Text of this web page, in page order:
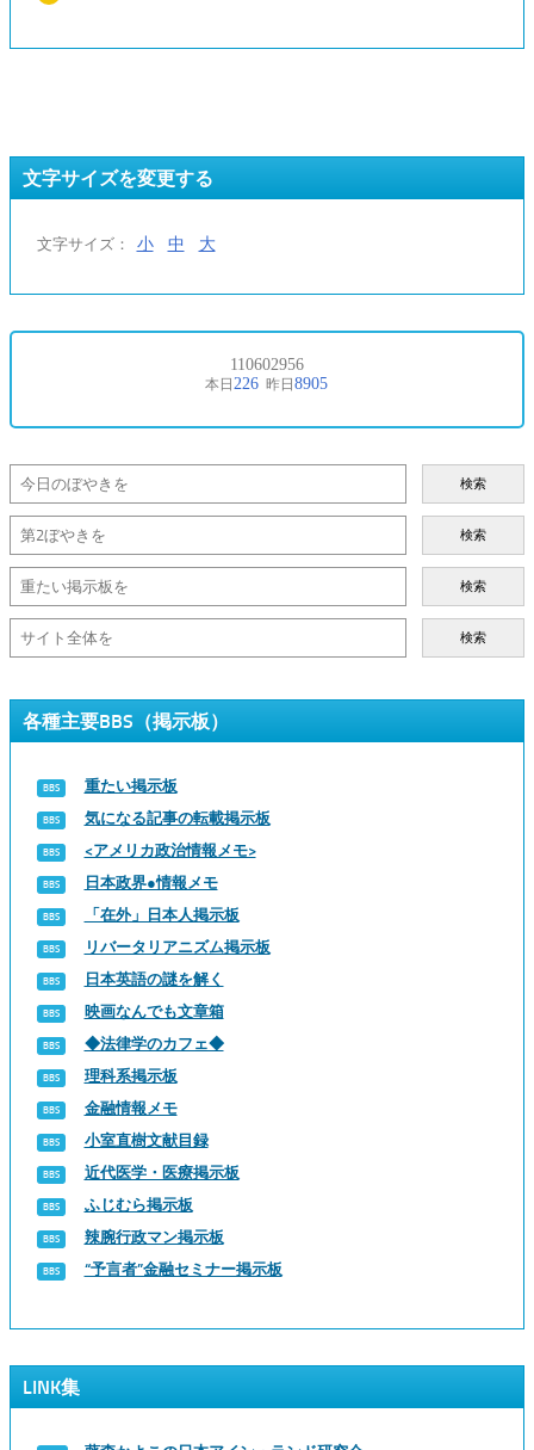
文字サイズを変更する
文字サイズ： 小 中 大
検索
検索
検索
検索
各種主要BBS（掲示板）
重たい掲示板
気になる記事の転載掲示板
<アメリカ政治情報メモ>
日本政界●情報メモ
「在外」日本人掲示板
リバータリアニズム掲示板
日本英語の謎を解く
映画なんでも文章箱
◆法律学のカフェ◆
理科系掲示板
金融情報メモ
小室直樹文献目録
近代医学・医療掲示板
ふじむら掲示板
辣腕行政マン掲示板
“予言者”金融セミナー掲示板
LINK集